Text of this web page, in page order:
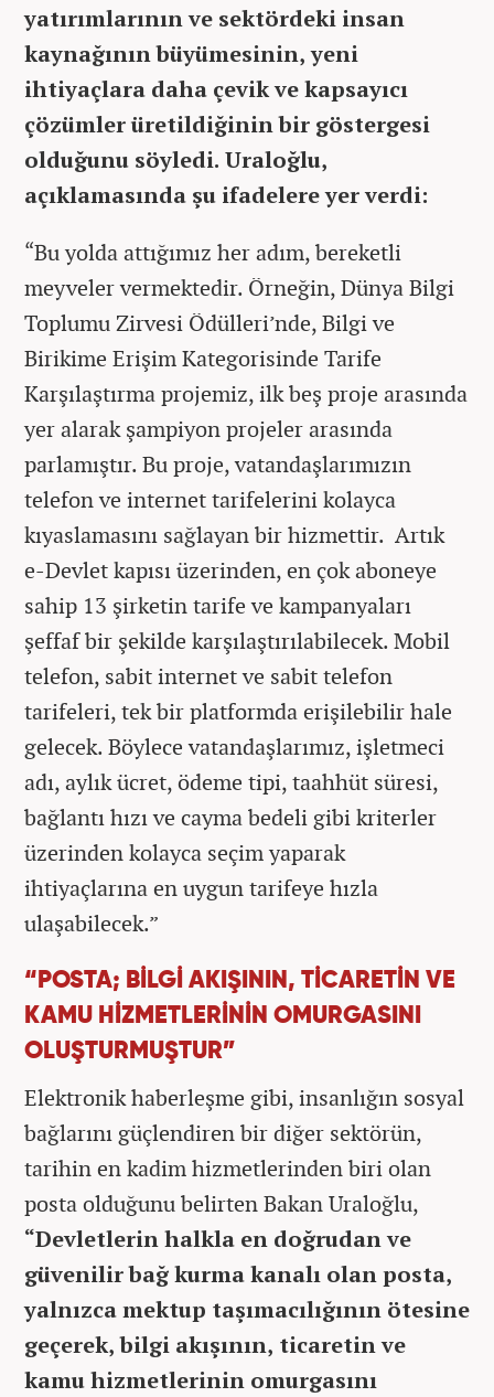
yatırımlarının ve sektördeki insan
kaynağının büyümesinin, yeni
ihtiyaçlara daha çevik ve kapsayıcı
çözümler üretildiğinin bir göstergesi
olduğunu söyledi. Uraloğlu,
açıklamasında şu ifadelere yer verdi:
“Bu yolda attığımız her adım, bereketli
meyveler vermektedir. Örneğin, Dünya Bilgi
Toplumu Zirvesi Ödülleri’nde, Bilgi ve
Birikime Erişim Kategorisinde Tarife
Karşılaştırma projemiz, ilk beş proje arasında
yer alarak şampiyon projeler arasında
parlamıştır. Bu proje, vatandaşlarımızın
telefon ve internet tarifelerini kolayca
kıyaslamasını sağlayan bir hizmettir. Artık
e-Devlet kapısı üzerinden, en çok aboneye
sahip 13 şirketin tarife ve kampanyaları
şeffaf bir şekilde karşılaştırılabilecek. Mobil
telefon, sabit internet ve sabit telefon
tarifeleri, tek bir platformda erişilebilir hale
gelecek. Böylece vatandaşlarımız, işletmeci
adı, aylık ücret, ödeme tipi, taahhüt süresi,
bağlantı hızı ve cayma bedeli gibi kriterler
üzerinden kolayca seçim yaparak
ihtiyaçlarına en uygun tarifeye hızla
ulaşabilecek.”
“POSTA; BİLGİ AKIŞININ, TİCARETİN VE
KAMU HİZMETLERİNİN OMURGASINI
OLUŞTURMUŞTUR”
Elektronik haberleşme gibi, insanlığın sosyal
bağlarını güçlendiren bir diğer sektörün,
tarihin en kadim hizmetlerinden biri olan
posta olduğunu belirten Bakan Uraloğlu,
“Devletlerin halkla en doğrudan ve
güvenilir bağ kurma kanalı olan posta,
yalnızca mektup taşımacılığının ötesine
geçerek, bilgi akışının, ticaretin ve
kamu hizmetlerinin omurgasını